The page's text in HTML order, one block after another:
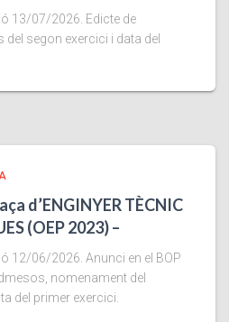
13/07/2026. Edicte de
segon exercici i data del
d’ENGINYER TÈCNIC
(OEP 2023) –
12/06/2026. Anunci en el BOP
nomenament del
del primer exercici.